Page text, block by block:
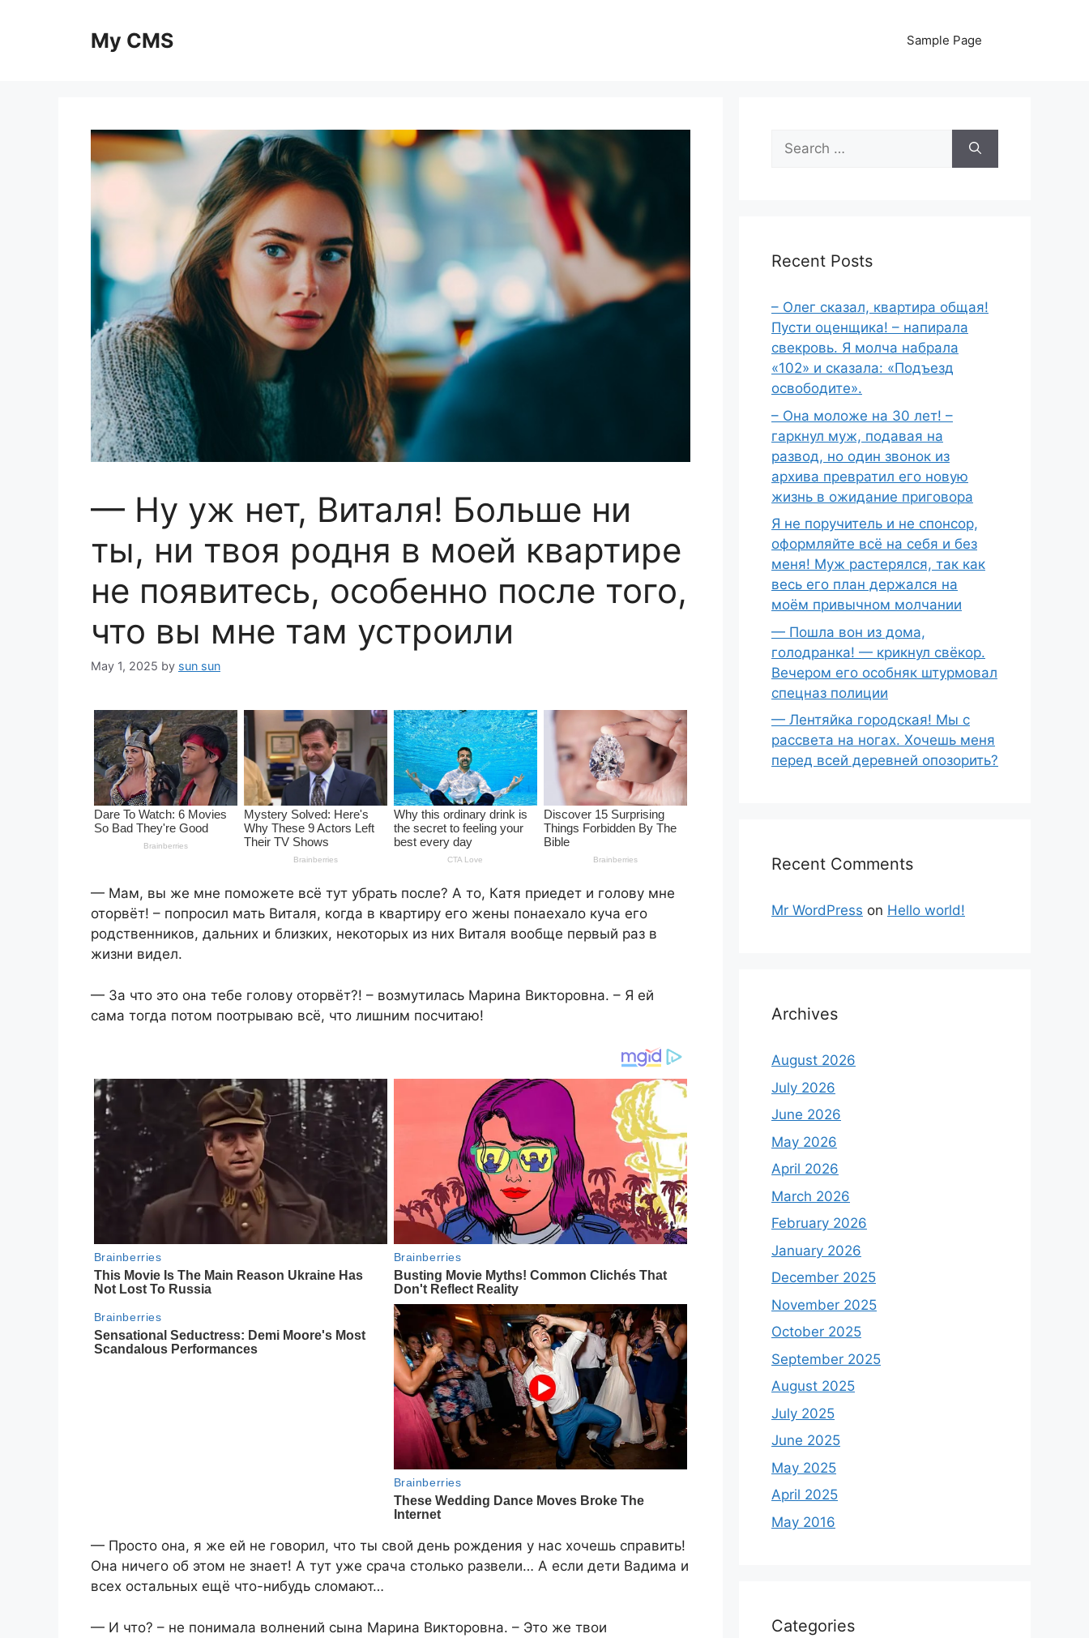
My CMS Sample Page
— Ну уж нет, Виталя! Больше ни
ты, ни твоя родня в моей квартире
не появитесь, особенно после того,
что вы мне там устроили
May 1, 2025 by sun sun
— Мам, вы же мне поможете всё тут убрать после? А то, Катя приедет и голову мне
оторвёт! – попросил мать Виталя, когда в квартиру его жены понаехало куча его
родственников, дальних и близких, некоторых из них Виталя вообще первый раз в
жизни видел.
— За что это она тебе голову оторвёт?! – возмутилась Марина Викторовна. – Я ей
сама тогда потом поотрываю всё, что лишним посчитаю!
— Просто она, я же ей не говорил, что ты свой день рождения у нас хочешь справить!
Она ничего об этом не знает! А тут уже срача столько развели… А если дети Вадима и
всех остальных ещё что-нибудь сломают…
— И что? – не понимала волнений сына Марина Викторовна. – Это же твои
Search
for:
Recent Posts
– Олег сказал, квартира общая!
Пусти оценщика! – напирала
свекровь. Я молча набрала
«102» и сказала: «Подъезд
освободите».
– Она моложе на 30 лет! –
гаркнул муж, подавая на
развод, но один звонок из
архива превратил его новую
жизнь в ожидание приговора
Я не поручитель и не спонсор,
оформляйте всё на себя и без
меня! Муж растерялся, так как
весь его план держался на
моём привычном молчании
— Пошла вон из дома,
голодранка! — крикнул свёкор.
Вечером его особняк штурмовал
спецназ полиции
— Лентяйка городская! Мы с
рассвета на ногах. Хочешь меня
перед всей деревней опозорить?
Recent Comments
Mr WordPress on Hello world!
Archives
August 2026
July 2026
June 2026
May 2026
April 2026
March 2026
February 2026
January 2026
December 2025
November 2025
October 2025
September 2025
August 2025
July 2025
June 2025
May 2025
April 2025
May 2016
Categories